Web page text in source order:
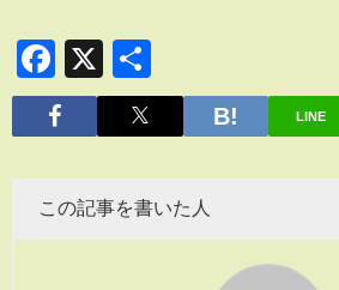
Facebook
X
有
LINE
この記事を書いた人